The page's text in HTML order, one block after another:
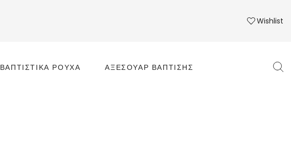
Wishlist
ΒΑΠΤΙΣΤΙΚΆ ΡΟΎΧΑ ΑΞΕΣΟΥΆΡ ΒΆΠΤΙΣΗΣ